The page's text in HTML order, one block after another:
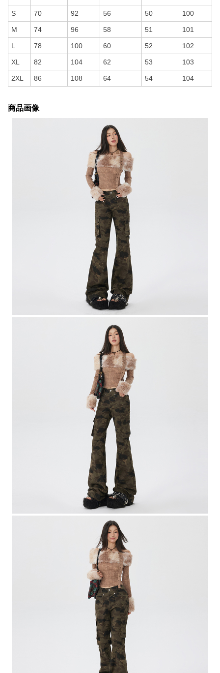
S 70 92 56 50 100
M 74 96 58 51 101
L 78 100 60 52 102
XL 82 104 62 53 103
2XL 86 108 64 54 104
商品画像